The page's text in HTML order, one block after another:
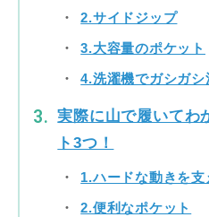
2.サイドジップ
3.大容量のポケット
4.洗濯機でガシガシ
実際に山で履いてわ
ト3つ！
1.ハードな動きを
2.便利なポケット